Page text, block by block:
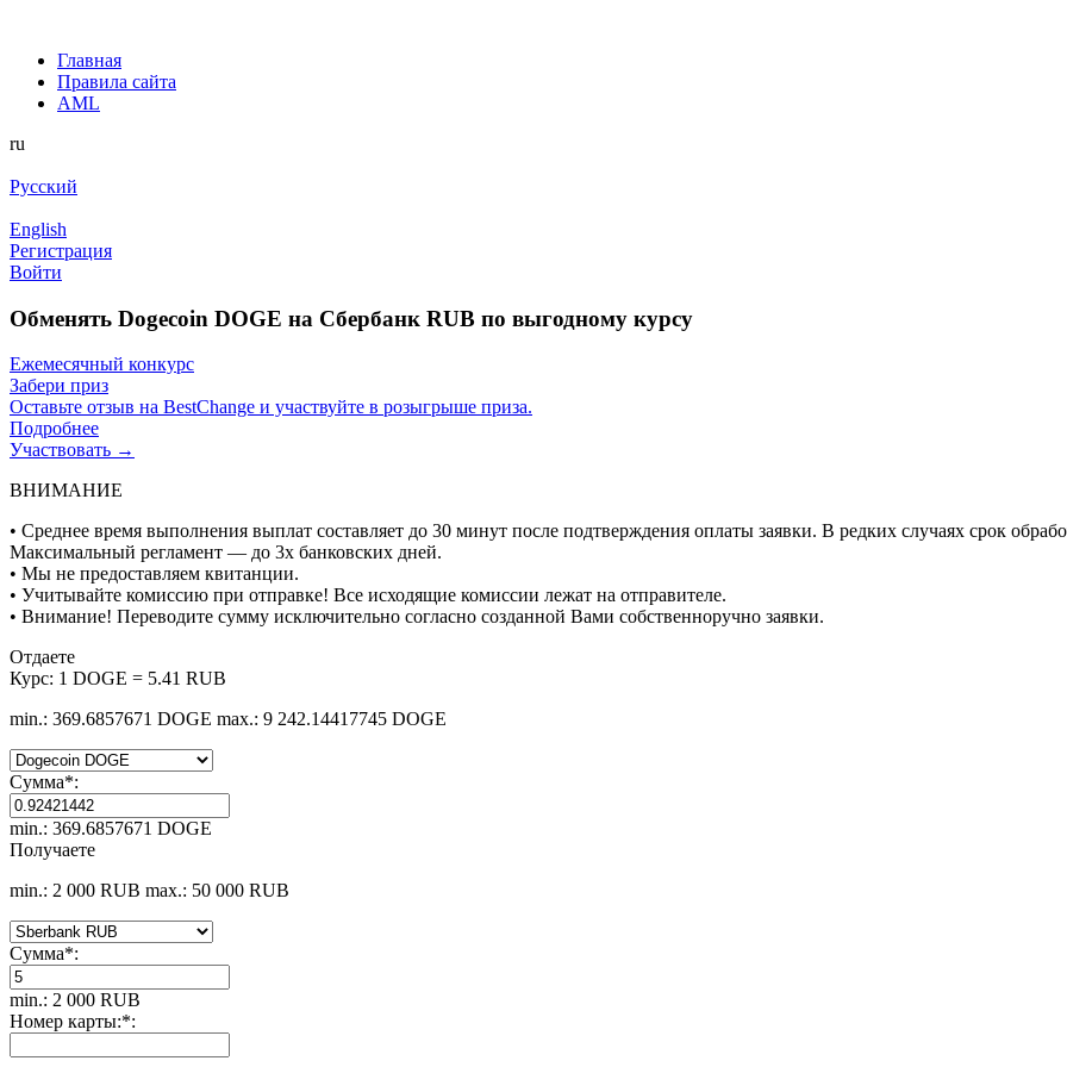
Главная
Правила сайта
AML
ru
Русский
English
Регистрация
Войти
Обменять Dogecoin DOGE на Сбербанк RUB по выгодному курсу
Ежемесячный конкурс
Забери приз
Оставьте отзыв на BestChange и участвуйте в розыгрыше приза.
Подробнее
Участвовать →
ВНИМАНИЕ
• Среднее время выполнения выплат составляет до 30 минут после подтверждения оплаты заявки. В редких случаях срок
Максимальный регламент — до 3х банковских дней.
• Мы не предоставляем квитанции.
• Учитывайте комиссию при отправке! Все исходящие комиссии лежат на отправителе.
• Внимание! Переводите сумму исключительно согласно созданной Вами собственноручно заявки.
Отдаете
Курс: 1 DOGE = 5.41 RUB
min.: 369.6857671 DOGE max.: 9 242.14417745 DOGE
Сумма*:
min.: 369.6857671 DOGE
Получаете
min.: 2 000 RUB max.: 50 000 RUB
Сумма*:
min.: 2 000 RUB
Номер карты:*: